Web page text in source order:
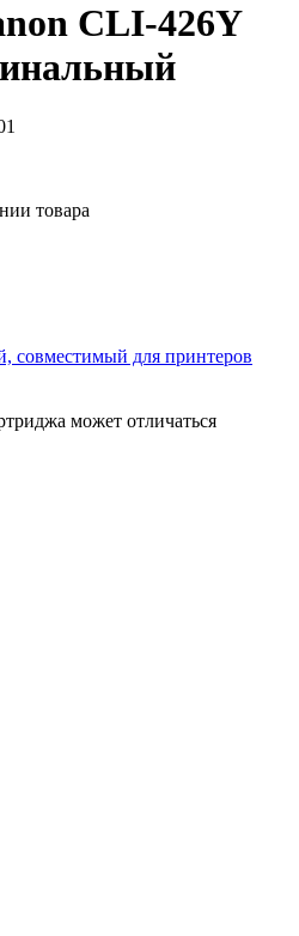
CLI-426Y
товара
совместимый для принтеров
может отличаться